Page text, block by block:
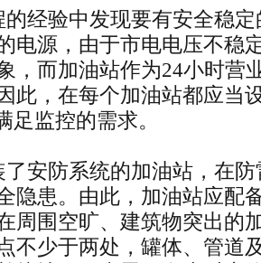
的经验中发现要有安全稳
电源，由于市电电压不稳
，而加油站作为24小时营
此，在每个加油站都应当
足监控的需求。
安防系统的加油站，在
隐患。由此，加油站应配
周围空旷、建筑物突出的
不少于两处，罐体、管道